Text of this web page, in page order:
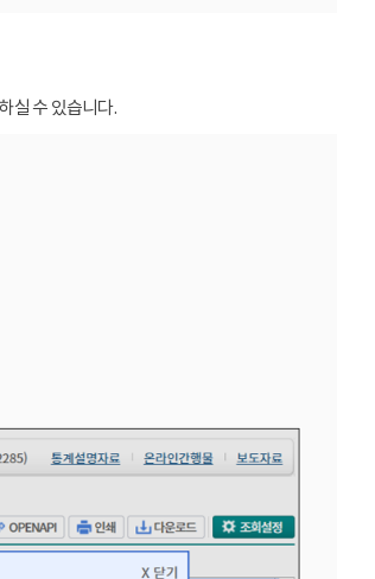
실 수 있습니다.